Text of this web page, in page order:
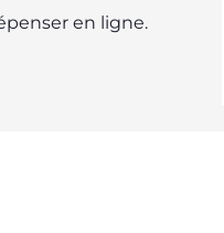
en ligne.